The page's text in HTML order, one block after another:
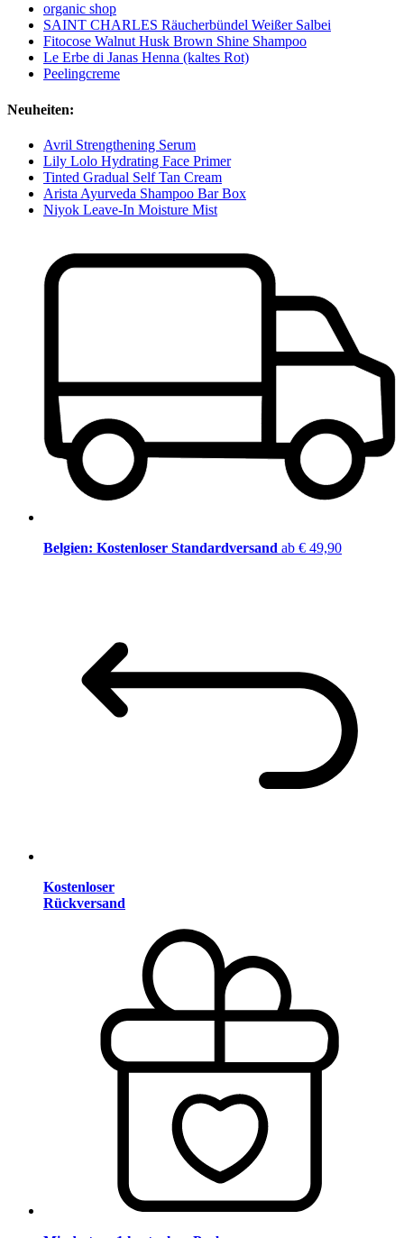
organic shop
SAINT CHARLES Räucherbündel Weißer Salbei
Fitocose Walnut Husk Brown Shine Shampoo
Le Erbe di Janas Henna (kaltes Rot)
Peelingcreme
Neuheiten:
Avril Strengthening Serum
Lily Lolo Hydrating Face Primer
Tinted Gradual Self Tan Cream
Arista Ayurveda Shampoo Bar Box
Niyok Leave-In Moisture Mist
Belgien: Kostenloser Standardversand ab € 49,90
Kostenloser
Rückversand